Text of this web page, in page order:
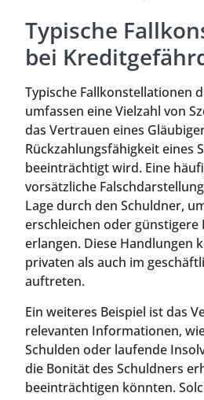
Typische
bei
Typische Fallkonstellationen
umfassen eine Vielzahl von
das Vertrauen eines
Rückzahlungsfähigkeit eines
beeinträchtigt wird. Eine
vorsätzliche
Lage durch den Schuldner,
erschleichen oder günstigere
erlangen. Diese Handlungen
privaten als auch im
auftreten.
Ein weiteres Beispiel ist das
relevanten Informationen,
Schulden oder laufende
die Bonität des Schuldners
beeinträchtigen könnten.